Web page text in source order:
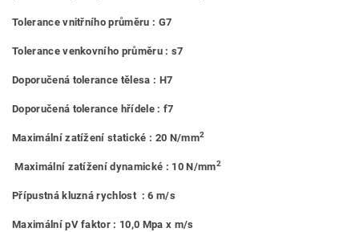
Tolerance vnitřního průměru : G7
Tolerance venkovního průměru : s7
Doporučená tolerance tělesa : H7
Doporučená tolerance hřídele : f7
Maximální zatížení statické : 20 N/mm2
Maximální zatížení dynamické : 10 N/mm2
Přípustná kluzná rychlost : 6 m/s
Maximální pV faktor : 10,0 Mpa x m/s